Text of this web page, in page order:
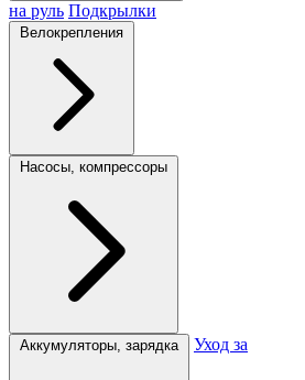
на руль Подкрылки
Велокрепления
Насосы, компрессоры
Аккумуляторы, зарядка Уход за